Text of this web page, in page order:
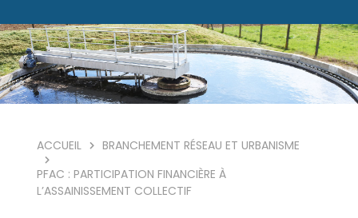
ACCUEIL
BRANCHEMENT RÉSEAU ET URBANISME
PFAC : PARTICIPATION FINANCIÈRE À
L’ASSAINISSEMENT COLLECTIF